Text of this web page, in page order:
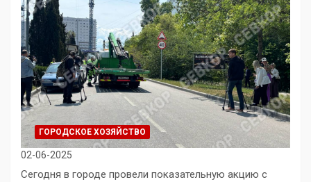
ГОРОДСКОЕ ХОЗЯЙСТВО
02-06-2025
Сегодня в городе провели показательную акцию с